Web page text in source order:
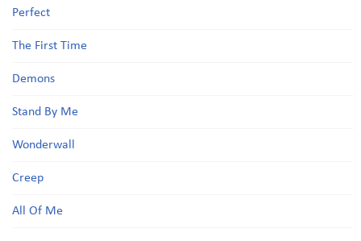
Perfect
The First Time
Demons
Stand By Me
Wonderwall
Creep
All Of Me